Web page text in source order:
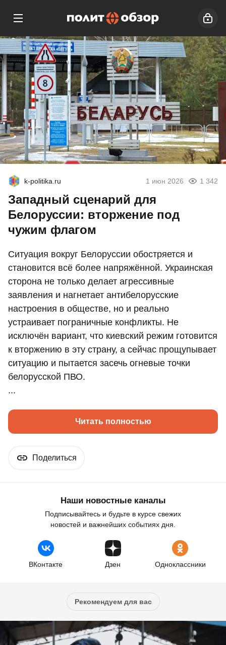
k-politika.ru 1 июн 2026 1 342
Западный сценарий для
Белоруссии: вторжение под
чужим флагом
Ситуация вокруг Белоруссии обостряется и
становится всё более напряжённой. Украинская
сторона не только делает агрессивные
заявления и нагнетает антибелорусские
настроения в обществе, но и реально
устраивает пограничные конфликты. Не
исключён вариант, что киевский режим готовится
к вторжению в эту страну, а сейчас прощупывает
ситуацию и пытается засечь огневые точки
белорусской ПВО.
...
Читать полностью
Поделиться
Наши новостные каналы
Подписывайтесь и будьте в курсе свежих
новостей и важнейших событиях дня.
ВКонтакте Дзен Одноклассники
Рекомендуем для вас